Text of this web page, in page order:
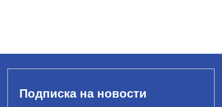
Подписка на новости